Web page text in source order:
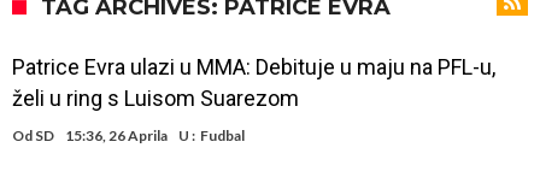
Prva ponuda za Rafaela Leaa – odbijena!
TAG ARCHIVES: PATRICE EVRA
Patrice Evra ulazi u MMA: Debituje u maju na PFL-u,
želi u ring s Luisom Suarezom
Od SD 15:36, 26 Aprila U : Fudbal